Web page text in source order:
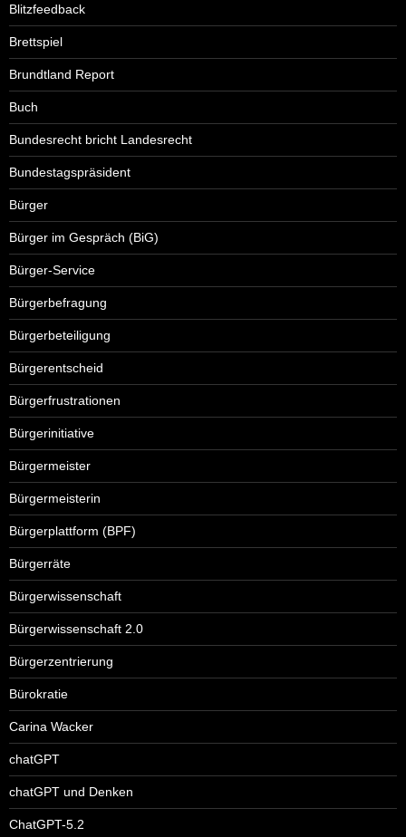
Blitzfeedback
Brettspiel
Brundtland Report
Buch
Bundesrecht bricht Landesrecht
Bundestagspräsident
Bürger
Bürger im Gespräch (BiG)
Bürger-Service
Bürgerbefragung
Bürgerbeteiligung
Bürgerentscheid
Bürgerfrustrationen
Bürgerinitiative
Bürgermeister
Bürgermeisterin
Bürgerplattform (BPF)
Bürgerräte
Bürgerwissenschaft
Bürgerwissenschaft 2.0
Bürgerzentrierung
Bürokratie
Carina Wacker
chatGPT
chatGPT und Denken
ChatGPT-5.2